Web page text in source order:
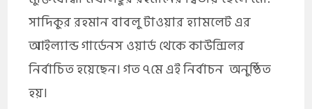
সাদিকুর রহমান বাবলু টাওয়ার হ্যামলেট এর
আইল্যান্ড গার্ডেনস ওয়ার্ড থেকে কাউন্সিলর
নির্বাচিত হয়েছেন। গত ৭মে এই নির্বাচন অনুষ্ঠিত
হয়।